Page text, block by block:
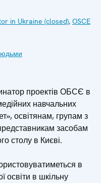
in Ukraine (closed), OSCE
проектів ОБСЄ в
навчальних
освітянам, групам з
засобам
столу в Києві.
в
освіти в шкільну